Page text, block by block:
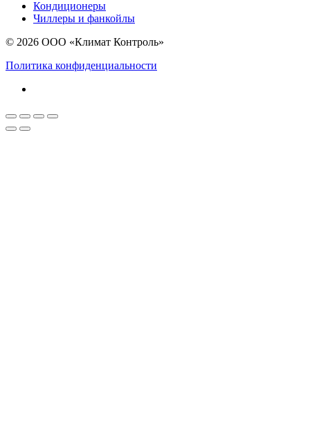
Кондиционеры
Чиллеры и фанкойлы
© 2026 ООО «Климат Контроль»
Политика конфиденциальности